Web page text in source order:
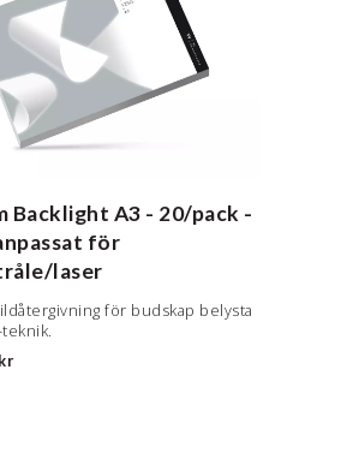
Backlight A3 - 20/pack -
för
laser
för budskap belysta